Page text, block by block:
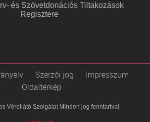
és Szövetdonációs Tiltakozások
Regisztere
Szerzői jog
Impresszum
Oldaltérkép
Vérellátó Szolgálat Minden jog fenntartva!